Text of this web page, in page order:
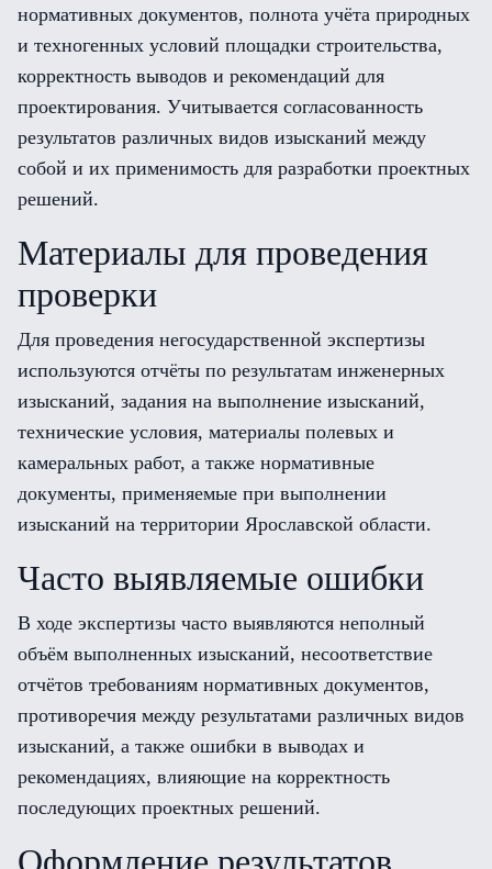
нормативных документов, полнота учёта природных
и техногенных условий площадки строительства,
корректность выводов и рекомендаций для
проектирования. Учитывается согласованность
результатов различных видов изысканий между
собой и их применимость для разработки проектных
решений.
Материалы для проведения
проверки
Для проведения негосударственной экспертизы
используются отчёты по результатам инженерных
изысканий, задания на выполнение изысканий,
технические условия, материалы полевых и
камеральных работ, а также нормативные
документы, применяемые при выполнении
изысканий на территории Ярославской области.
Часто выявляемые ошибки
В ходе экспертизы часто выявляются неполный
объём выполненных изысканий, несоответствие
отчётов требованиям нормативных документов,
противоречия между результатами различных видов
изысканий, а также ошибки в выводах и
рекомендациях, влияющие на корректность
последующих проектных решений.